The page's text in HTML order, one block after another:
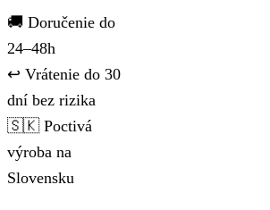
🚚 Doručenie do
24–48h
↩️ Vrátenie do 30
dní bez rizika
🇸🇰 Poctivá
výroba na
Slovensku